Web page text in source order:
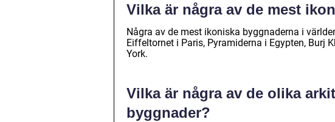
Vilka är några av de mest
Några av de mest ikoniska byggnaderna i
Eiffeltornet i Paris, Pyramiderna i Egypten, Burj
York.
Vilka är några av de olika
byggnader?